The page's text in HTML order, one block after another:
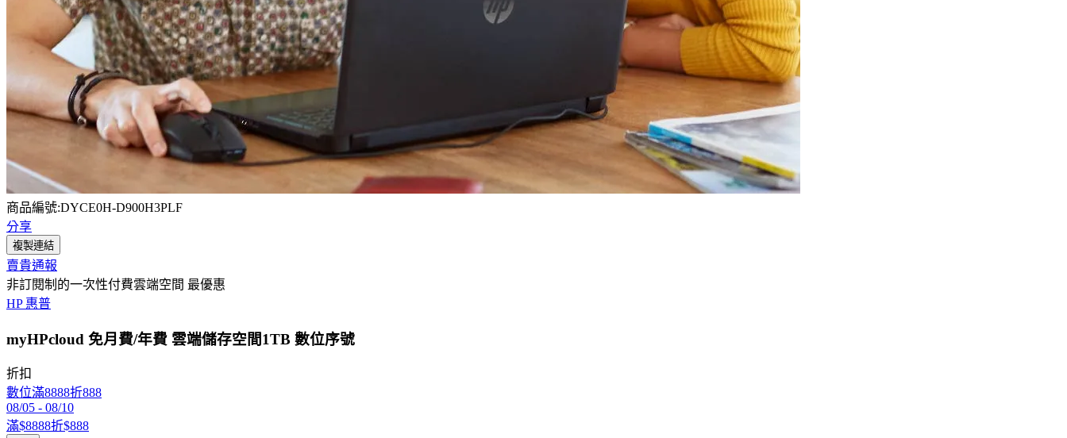
商品編號:DYCE0H-D900H3PLF
分享
複製連結
賣貴通報
非訂閱制的一次性付費雲端空間 最優惠
HP 惠普
myHPcloud 免月費/年費 雲端儲存空間1TB 數位序號
折扣
數位滿8888折888
08/05 - 08/10
滿$8888折$888